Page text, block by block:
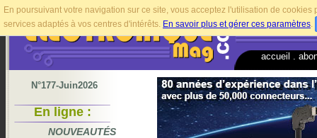
En poursuivant votre navigation sur ce site, vous acceptez l'utilisation de
services adaptés à vos centres d'intérêts. En savoir plus et gérer ces paramètres.
accueil
N°177-Juin2026
En ligne :
NOUVEAUTÉS